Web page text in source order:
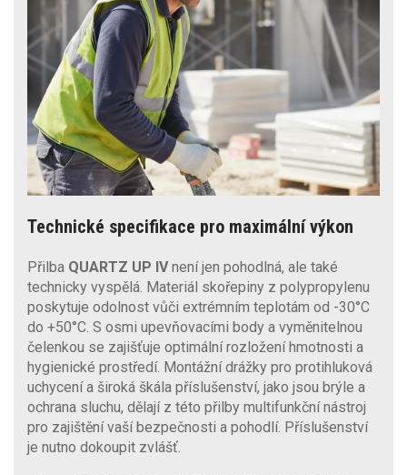
Technické specifikace pro maximální výkon
Přilba QUARTZ UP IVnení jen pohodlná, ale také
technicky vyspělá. Materiál skořepiny z polypropylenu
poskytuje odolnost vůči extrémním teplotám od -30°C
do +50°C. S osmi upevňovacími body a vyměnitelnou
čelenkou se zajišťuje optimální rozložení hmotnosti a
hygienické prostředí. Montážní drážky pro protihluková
uchycení a široká škála příslušenství, jako jsou brýle a
ochrana sluchu, dělají z této přilby multifunkční nástroj
pro zajištění vaší bezpečnosti a pohodlí. Příslušenství
je nutno dokoupit zvlášť.